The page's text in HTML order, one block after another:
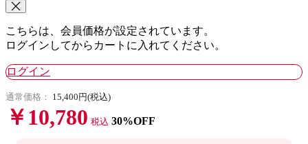
こちらは、会員価格が設定されています。
ログインしてからカートに入れてください。
ログイン
通常価格： 15,400円(税込)
￥10,780 税込 30%OFF